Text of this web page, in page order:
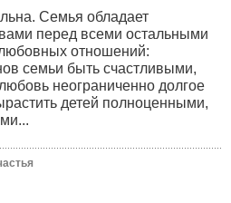
Семья обладает
перед всеми остальными
отношений:
семьи быть счастливыми,
неограниченно долгое
детей полноценными,